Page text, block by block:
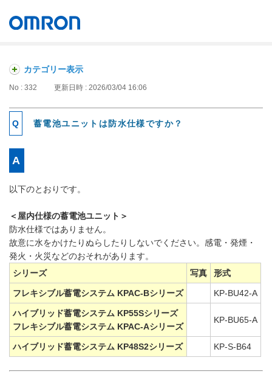
カテゴリー表示
No : 332 更新日時 : 2026/03/04 16:06
蓄電池ユニットは防水仕様ですか？
以下のとおりです。
＜屋内仕様の蓄電池ユニット＞
防水仕様ではありません。
故意に水をかけたりぬらしたりしないでください。感電・発煙・
発火・火災などのおそれがあります。
シリーズ
写真 形式
フレキシブル蓄電システム KPAC-Bシリーズ KP-BU42-A
ハイブリッド蓄電システム KP55Sシリーズ
フレキシブル蓄電システム KPAC-Aシリーズ
KP-BU65-A
ハイブリッド蓄電システム KP48S2シリーズ KP-S-B64